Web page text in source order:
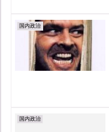
国内政治
国内政治